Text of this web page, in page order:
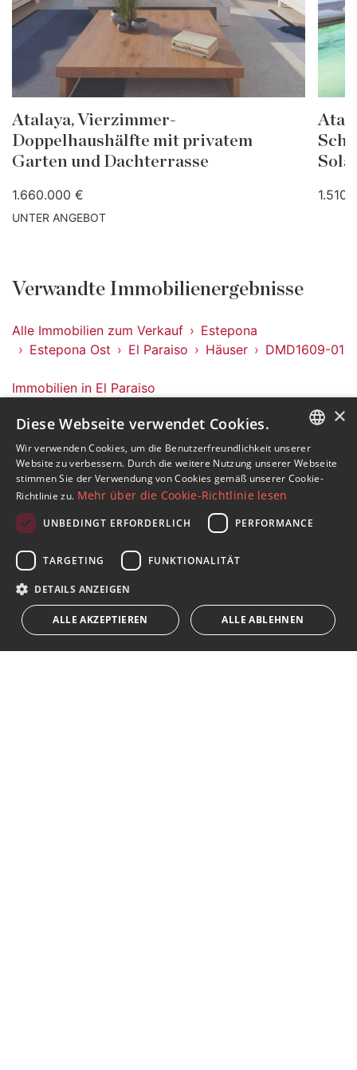
Atalaya, Vierzimmer-
Doppelhaushälfte mit privatem
Garten und Dachterrasse
1.660.000 €
UNTER ANGEBOT
Verwandte Immobilienergebnisse
Alle Immobilien zum Verkauf
Estepona
Estepona Ost
El Paraiso Häuser DMD1609-01
Immobilien in El Paraiso
Immobilien in Estepona
Häuser in El Paraiso
Erhalten Sie Nachrichten über Immobilien, aktuelle
Themen und Lifestyle in Marbella
Abonnieren
Ich akzeptiere dieDatenschutzrichtlinie
ENGLISH
SPANISH
×
Diese Webseite verwendet Cookies.
Wir verwenden Cookies, um die Benutzerfreundlichkeit unserer
Website zu verbessern. Durch die weitere Nutzung unserer Webseite
stimmen Sie der Verwendung von Cookies gemäß unserer Cookie-
Richtlinie zu. Mehr über die Cookie-Richtlinie lesen
UNBEDINGT ERFORDERLICH PERFORMANCE
TARGETING FUNKTIONALITÄT
DETAILS ANZEIGEN
ALLE AKZEPTIEREN ALLE ABLEHNEN